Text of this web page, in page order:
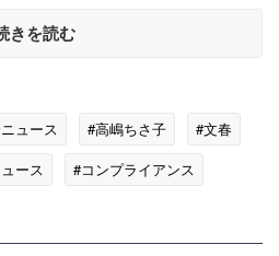
きを読む
ュース #高嶋ちさ子
#文春
ース
#コンプライアンス